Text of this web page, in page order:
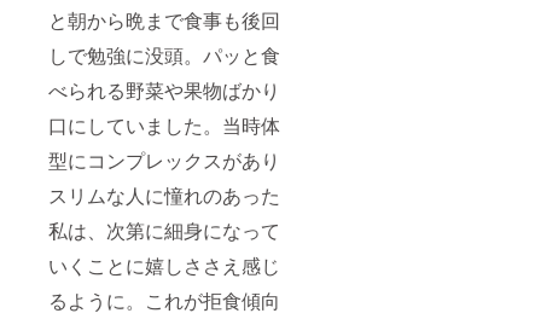
と朝から晩まで食事も後回
しで勉強に没頭。パッと食
べられる野菜や果物ばかり
口にしていました。当時体
型にコンプレックスがあり
スリムな人に憧れのあった
私は、次第に細身になって
いくことに嬉しささえ感じ
るように。これが拒食傾向